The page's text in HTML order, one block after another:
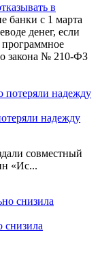
в
банки с 1 марта
денег, если
программное
закона № 210-ФЗ
надежду
совместный
«Ис...
снизила